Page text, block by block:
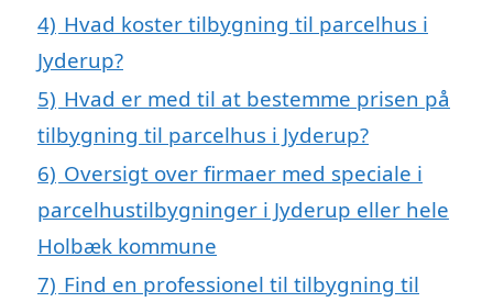
4) Hvad koster tilbygning til parcelhus i
Jyderup?
5) Hvad er med til at bestemme prisen på
tilbygning til parcelhus i Jyderup?
6) Oversigt over firmaer med speciale i
parcelhustilbygninger i Jyderup eller hele
Holbæk kommune
7) Find en professionel til tilbygning til